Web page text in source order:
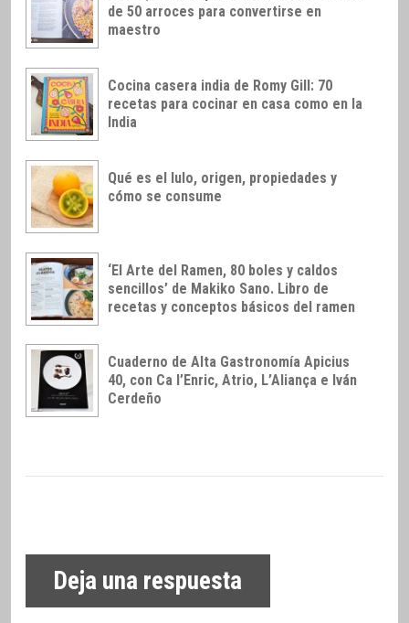
de 50 arroces para convertirse en
maestro
Cocina casera india de Romy Gill: 70
recetas para cocinar en casa como en la
India
Qué es el lulo, origen, propiedades y
cómo se consume
‘El Arte del Ramen, 80 boles y caldos
sencillos’ de Makiko Sano. Libro de
recetas y conceptos básicos del ramen
Cuaderno de Alta Gastronomía Apicius
40, con Ca l’Enric, Atrio, L’Aliança e Iván
Cerdeño
Deja una respuesta